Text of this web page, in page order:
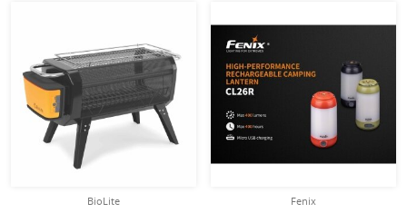
BioLite
Fenix